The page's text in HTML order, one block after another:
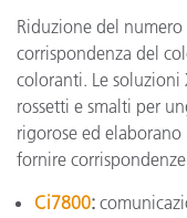
Riduzione del
corrispondenza del
coloranti. Le
rossetti e smalti per
rigorose ed
fornire
Ci7800: